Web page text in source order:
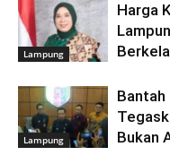
Lampung
Harga
Lampung
Bantah
Bukan